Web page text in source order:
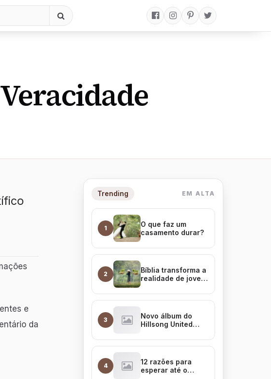
e
da
Trending EM ALTA
1
O que faz um
casamento durar?
2
Bíblia transforma a
realidade de jovem
3
Novo álbum do
Hillsong United
4
12 razões para
esperar até o